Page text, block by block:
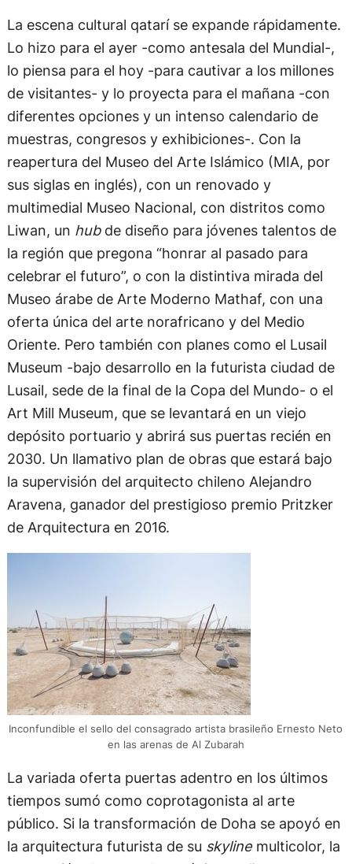
La escena cultural qatarí se expande rápidamente.
Lo hizo para el ayer -como antesala del Mundial-,
lo piensa para el hoy -para cautivar a los millones
de visitantes- y lo proyecta para el mañana -con
diferentes opciones y un intenso calendario de
muestras, congresos y exhibiciones-. Con la
reapertura del Museo del Arte Islámico (MIA, por
sus siglas en inglés), con un renovado y
multimedial Museo Nacional, con distritos como
Liwan, un hubde diseño para jóvenes talentos de
la región que pregona “honrar al pasado para
celebrar el futuro”, o con la distintiva mirada del
Museo árabe de Arte Moderno Mathaf, con una
oferta única del arte norafricano y del Medio
Oriente. Pero también con planes como el Lusail
Museum -bajo desarrollo en la futurista ciudad de
Lusail, sede de la final de la Copa del Mundo- o el
Art Mill Museum, que se levantará en un viejo
depósito portuario y abrirá sus puertas recién en
2030. Un llamativo plan de obras que estará bajo
la supervisión del arquitecto chileno Alejandro
Aravena, ganador del prestigioso premio Pritzker
de Arquitectura en 2016.
Inconfundible el sello del consagrado artista brasileño Ernesto Neto
en las arenas de Al Zubarah
La variada oferta puertas adentro en los últimos
tiempos sumó como coprotagonista al arte
público. Si la transformación de Doha se apoyó en
la arquitectura futurista de su skyline multicolor, la